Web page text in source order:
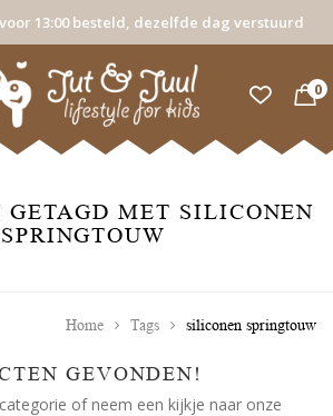
13:00 besteld, dezelfde dag verstuurd
0
GETAGD MET SILICONEN
SPRINGTOUW
Home Tags siliconen springtouw
GEVONDEN!
of neem een kijkje naar onze